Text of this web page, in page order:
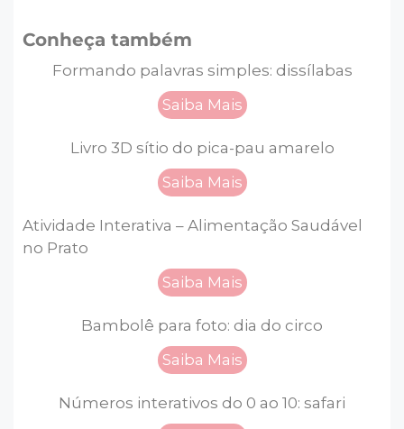
Conheça também
Formando palavras simples: dissílabas
Saiba Mais
Livro 3D sítio do pica-pau amarelo
Saiba Mais
Atividade Interativa – Alimentação Saudável
no Prato
Saiba Mais
Bambolê para foto: dia do circo
Saiba Mais
Números interativos do 0 ao 10: safari